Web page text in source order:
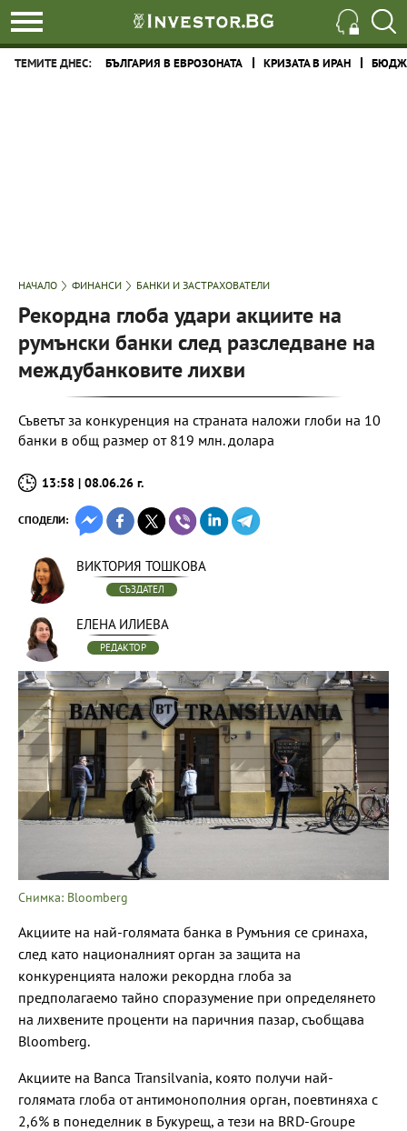
ТЕМИТЕ ДНЕС: БЪЛГАРИЯ В ЕВРОЗОНАТА КРИЗАТА В ИРАН
НАЧАЛО ФИНАНСИ БАНКИ И ЗАСТРАХОВАТЕЛИ
Рекордна глоба удари акциите на
румънски банки след разследване на
междубанковите лихви
Съветът за конкуренция на страната наложи глоби на 10
банки в общ размер от 819 млн. долара
13:58 | 08.06.26 г.
СПОДЕЛИ:
ВИКТОРИЯ ТОШКОВА
СЪЗДАТЕЛ
ЕЛЕНА ИЛИЕВА
РЕДАКТОР
Снимка: Bloomberg
Акциите на най-голямата банка в Румъния се сринаха,
след като националният орган за защита на
конкуренцията наложи рекордна глоба за
предполагаемо тайно споразумение при определянето
на лихвените проценти на паричния пазар, съобщава
Bloomberg.
Акциите на Banca Transilvania, която получи най-
голямата глоба от антимонополния орган, поевтиняха с
2,6% в понеделник в Букурещ, а тези на BRD-Groupe